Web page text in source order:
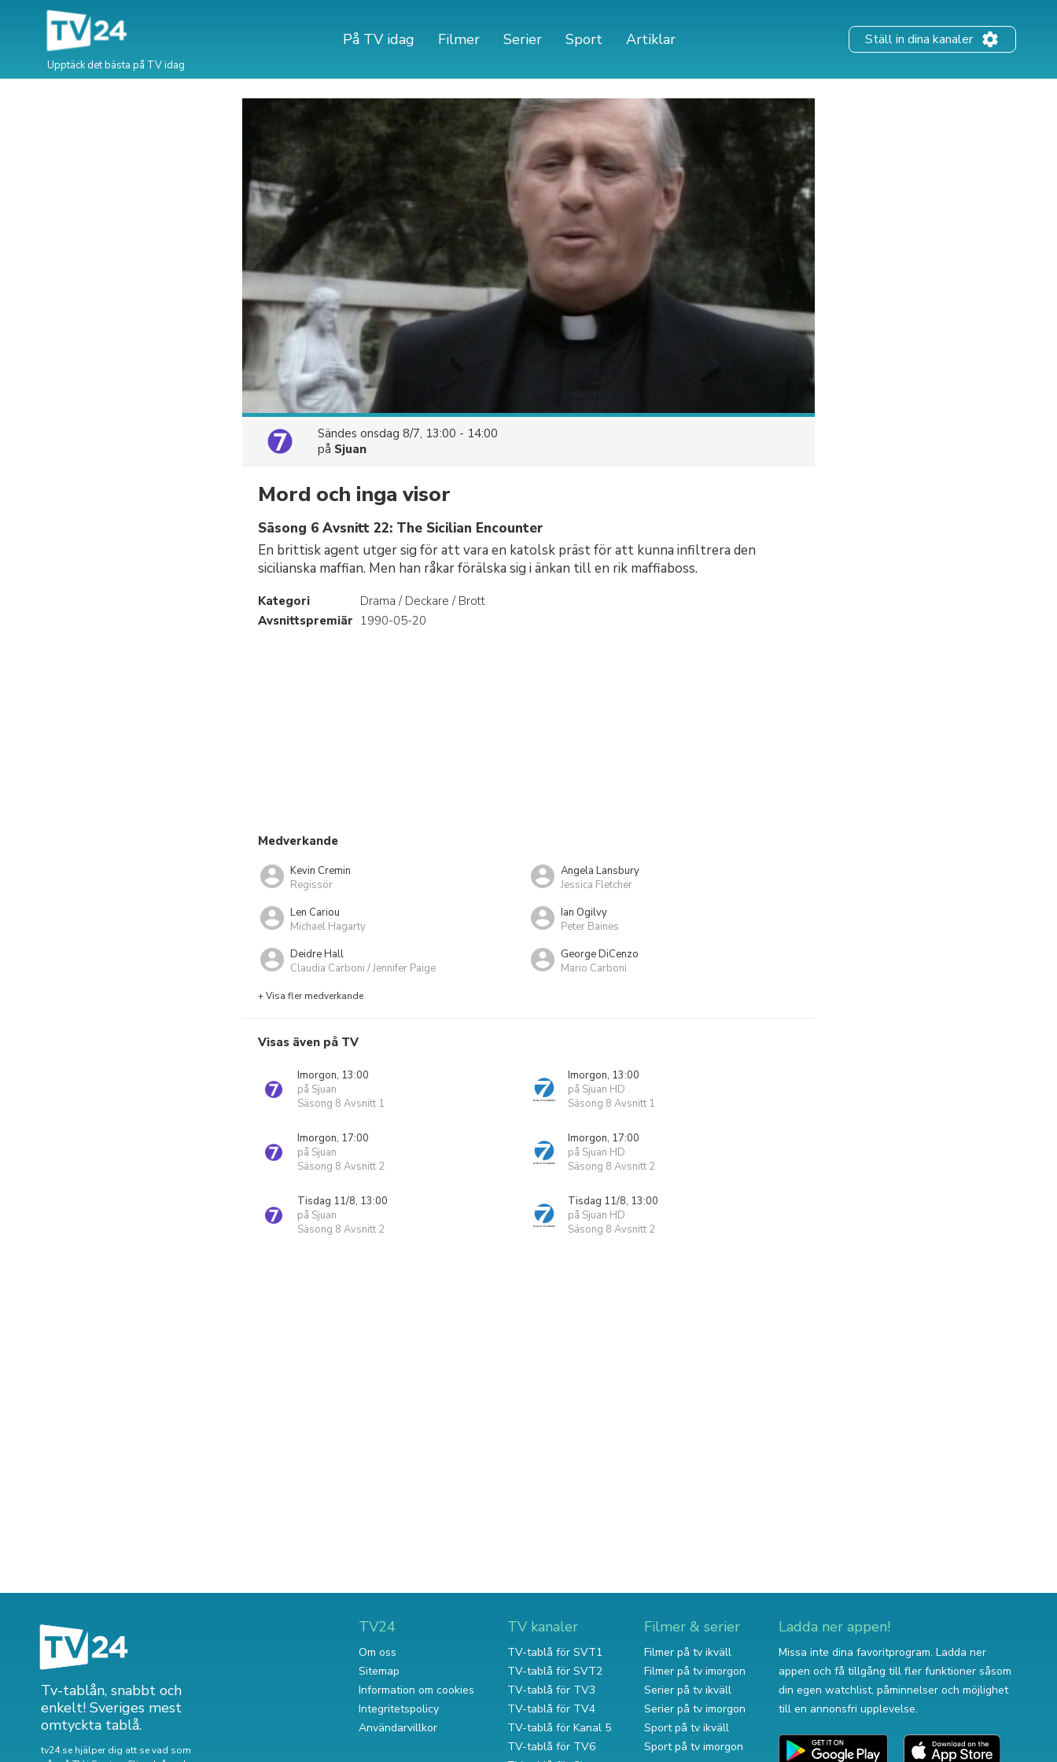
Upptäck det bästa på TV idag
På TV idag Filmer Serier Sport Artiklar Ställ in dina kanaler
Sändes onsdag 8/7, 13:00 - 14:00
på Sjuan
Mord och inga visor
Säsong 6 Avsnitt 22: The Sicilian Encounter
En brittisk agent utger sig för att vara en katolsk präst för att kunna infiltrera den
sicilianska maffian. Men han råkar förälska sig i änkan till en rik maffiaboss.
Kategori
Drama / Deckare / Brott
Avsnittspremiär 1990-05-20
Medverkande
Kevin Cremin
Regissör
Angela Lansbury
Jessica Fletcher
Len Cariou
Michael Hagarty
Ian Ogilvy
Peter Baines
Deidre Hall
Claudia Carboni / Jennifer Paige
George DiCenzo
Mario Carboni
+ Visa fler medverkande
Visas även på TV
Imorgon, 13:00
på Sjuan
Säsong 8 Avsnitt 1
Imorgon, 13:00
på Sjuan HD
Säsong 8 Avsnitt 1
Imorgon, 17:00
på Sjuan
Säsong 8 Avsnitt 2
Imorgon, 17:00
på Sjuan HD
Säsong 8 Avsnitt 2
Tisdag 11/8, 13:00
på Sjuan
Säsong 8 Avsnitt 2
Tisdag 11/8, 13:00
på Sjuan HD
Säsong 8 Avsnitt 2
Tv-tablån, snabbt och
enkelt! Sveriges mest
omtyckta tablå.
tv24.se hjälper dig att se vad som
TV24
Om oss
Sitemap
Information om cookies
Integritetspolicy
Användarvillkor
TV kanaler
TV-tablå för SVT1
TV-tablå för SVT2
TV-tablå för TV3
TV-tablå för TV4
TV-tablå för Kanal 5
TV-tablå för TV6
Filmer & serier
Filmer på tv ikväll
Filmer på tv imorgon
Serier på tv ikväll
Serier på tv imorgon
Sport på tv ikväll
Sport på tv imorgon
Ladda ner appen!
Missa inte dina favoritprogram. Ladda ner
appen och få tillgång till fler funktioner såsom
din egen watchlist, påminnelser och möjlighet
till en annonsfri upplevelse.